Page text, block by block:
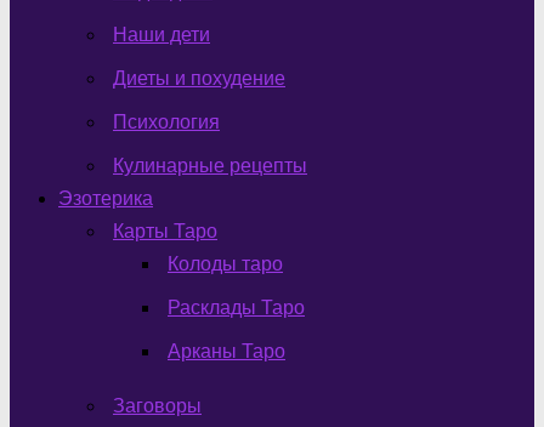
Наши дети
Диеты и похудение
Психология
Кулинарные рецепты
Эзотерика
Карты Таро
Колоды таро
Расклады Таро
Арканы Таро
Заговоры